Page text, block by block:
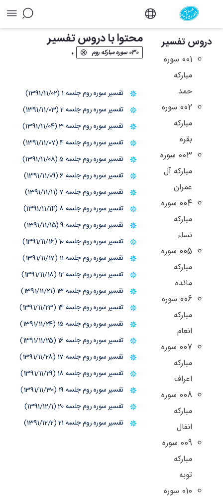
آرشیو دروس تفسیر - دفتر
دروس تفسیر
001 سوره
مبارکه
حمد
002 سوره
مبارکه
بقره
003 سوره
مبارکه آل
عمران
004 سوره
مبارکه
نساء
005 سوره
مبارکه
مائده
006 سوره
مبارکه
انعام
007 سوره
مبارکه
اعراف
008 سوره
مبارکه
انفال
009 سوره
مبارکه
توبه
010 سوره
محتوا با دروس تفسیر
030 سوره مبارکه روم .
تفسیر سوره روم جلسه 1 (1391/11/02)
تفسیر سوره روم جلسه 2 (1391/11/03)
تفسیر سوره روم جلسه 3 (1391/11/04)
تفسیر سوره روم جلسه 4 (1391/11/07)
تفسیر سوره روم جلسه 5 (1391/11/08)
تفسیر سوره روم جلسه 6 (1391/11/09)
تفسیر سوره روم جلسه 7 (1391/11/11)
تفسیر سوره روم جلسه 8 (1391/11/14)
تفسیر سوره روم جلسه 9 (1391/11/15)
تفسیر سوره روم جلسه 10 (1391/11/16)
تفسیر سوره روم جلسه 11 (1391/11/17)
تفسیر سوره روم جلسه 12 (1391/11/18)
تفسیر سوره روم جلسه 13 (1391/11/21)
تفسیر سوره روم جلسه 14 (1391/11/23)
تفسیر سوره روم جلسه 15 (1391/11/24)
تفسیر سوره روم جلسه 16 (1391/11/25)
تفسیر سوره روم جلسه 17 (1391/11/28)
تفسیر سوره روم جلسه 18 (1391/11/29)
تفسیر سوره روم جلسه 19 (1391/11/30)
تفسیر سوره روم جلسه 20 (1391/12/1)
تفسیر سوره روم جلسه 21 (1391/12/2)